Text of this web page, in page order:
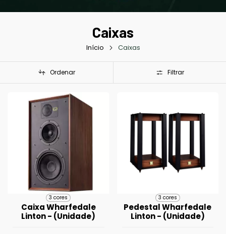
Caixas
Início Caixas
Ordenar Filtrar
3 cores
Caixa Wharfedale
Linton - (Unidade)
3 cores
Pedestal Wharfedale
Linton - (Unidade)